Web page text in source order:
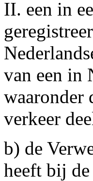
II. een in
van een in
waaronder
verkeer
b) de
heeft bij